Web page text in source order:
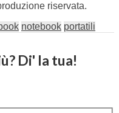
riservata.
notebook portatili
Di' la tua!